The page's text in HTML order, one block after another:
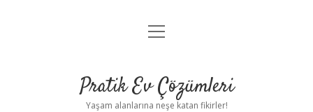
Anasayfa
Yasal Uyarı
menüyü
Pratik Ev Çözümleri
Yaşam alanlarına neşe katan fikirler!